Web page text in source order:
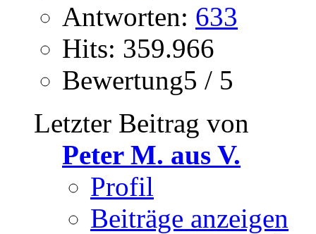
Antworten: 633
Hits: 359.966
Bewertung5 / 5
Letzter Beitrag von
Peter M. aus V.
Profil
Beiträge anzeigen